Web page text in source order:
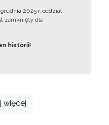
2025 r. oddział
zamknięty dla
historii!
więcej